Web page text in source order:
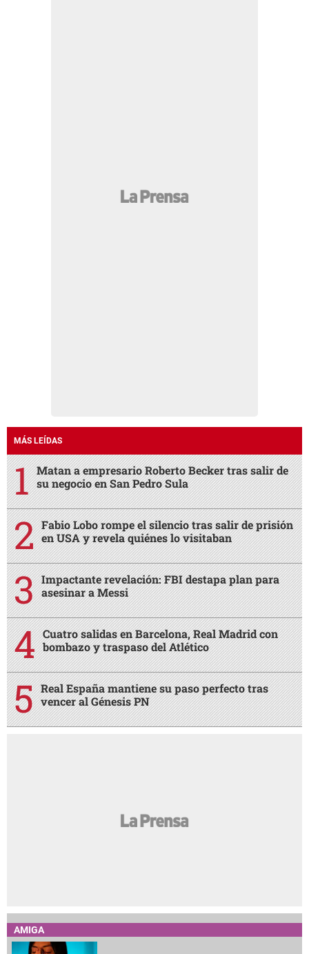
MÁS LEÍDAS
Matan a empresario Roberto Becker tras salir de
su negocio en San Pedro Sula
Fabio Lobo rompe el silencio tras salir de prisión
en USA y revela quiénes lo visitaban
Impactante revelación: FBI destapa plan para
asesinar a Messi
Cuatro salidas en Barcelona, Real Madrid con
bombazo y traspaso del Atlético
Real España mantiene su paso perfecto tras
vencer al Génesis PN
AMIGA